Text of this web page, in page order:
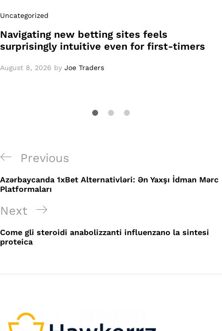
Uncategorized
Navigating new betting sites feels
surprisingly intuitive even for first-timers
August 8, 2026 by Joe Traders
Post
navigation
Previous
Post
Previous
Azərbaycanda 1xBet Alternativləri: Ən Yaxşı İdman Mərc
Platformaları
Next
Post
Next
Come gli steroidi anabolizzanti influenzano la sintesi
proteica